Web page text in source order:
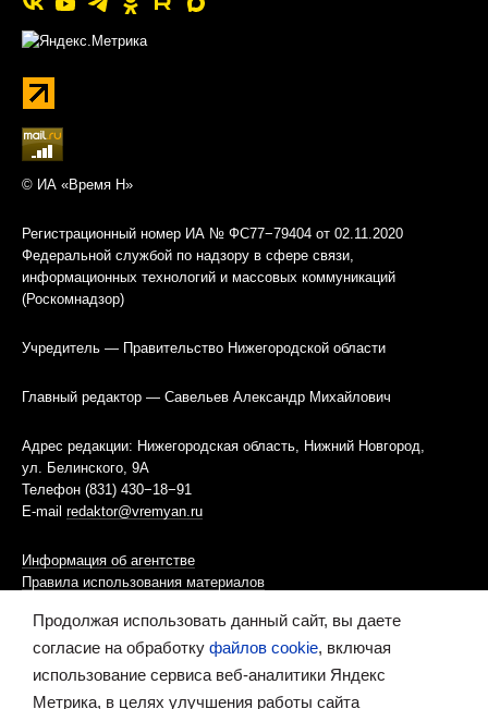
© ИА «Время Н»
Регистрационный номер ИА № ФС77−79404 от 02.11.2020
Федеральной службой по надзору в сфере связи,
информационных технологий и массовых коммуникаций
(Роскомнадзор)
Учредитель — Правительство Нижегородской области
Главный редактор — Савельев Александр Михайлович
Адрес редакции: Нижегородская область, Нижний Новгород,
ул. Белинского, 9А
Телефон (831) 430−18−91
E-mail redaktor@vremyan.ru
Информация об агентстве
Правила использования материалов
Информационная политика использования «cookies»-файлов
Ресурс содержит материалы 16+
Продолжая использовать данный сайт, вы даете
согласие на обработку файлов cookie, включая
использование сервиса веб-аналитики Яндекс
Метрика, в целях улучшения работы сайта